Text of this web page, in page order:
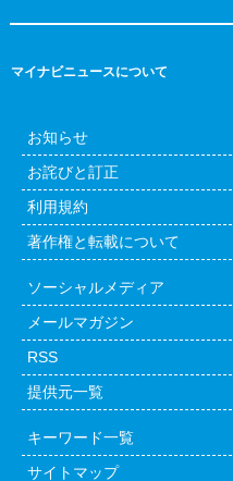
マイナビニュースについて
お知らせ
お詫びと訂正
利用規約
著作権と転載について
ソーシャルメディア
メールマガジン
RSS
提供元一覧
キーワード一覧
サイトマップ